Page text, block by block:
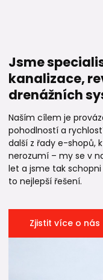
Jsme
kanalizace,
drenážních
Naším cílem je
pohodlností a
další z řady e-shopů,
nerozumí – my se v
let a jsme tak
to nejlepší řešení.
Zjistit více o nás